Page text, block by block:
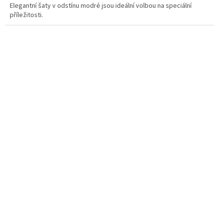
Elegantní šaty v odstínu modré jsou ideální volbou na speciální
příležitosti.